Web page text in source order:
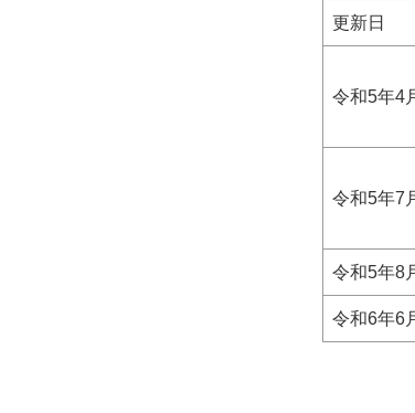
更新日
令和5年4
令和5年7
令和5年8
令和6年6